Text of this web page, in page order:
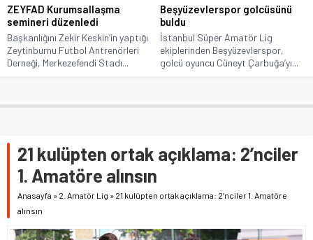
ZEYFAD Kurumsallaşma
semineri düzenledi
Başkanlığını Zekir Keskin’in yaptığı
Zeytinburnu Futbol Antrenörleri
Derneği, Merkezefendi Stadı...
Beşyüzevlerspor golcüsünü
buldu
İstanbul Süper Amatör Lig
ekiplerinden Beşyüzevlerspor,
golcü oyuncu Cüneyt Çarbuğa’yı...
21 kulüpten ortak açıklama: 2’nciler
1. Amatöre alınsın
Anasayfa » 2. Amatör Lig » 21 kulüpten ortak açıklama: 2’nciler 1. Amatöre
alınsın